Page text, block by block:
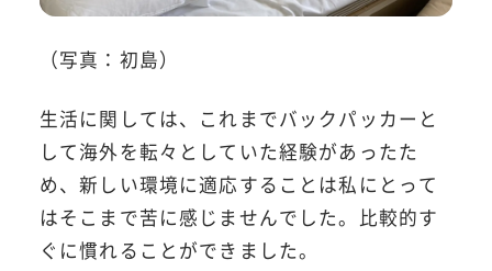
（写真：初島）
生活に関しては、これまでバックパッカーと
して海外を転々としていた経験があったた
め、新しい環境に適応することは私にとって
はそこまで苦に感じませんでした。比較的す
ぐに慣れることができました。